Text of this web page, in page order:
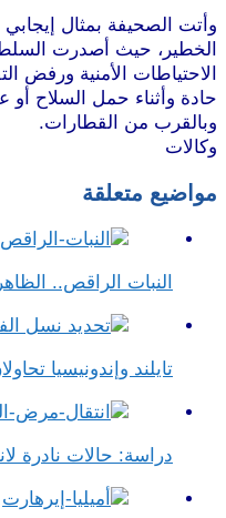
وأتت الصحيفة بمثال
الخطير، حيث أصدرت
الاحتياطات الأمنية
حادة وأثناء حمل السلاح أو
وبالقرب من القطارات.
وكالات
مواضيع متعلقة
النبات الراقص..
تايلند وإندونيسيا
دراسة: حالات نادرة